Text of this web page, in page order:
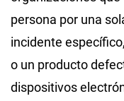
persona por una
incidente
o un producto
dispositivos